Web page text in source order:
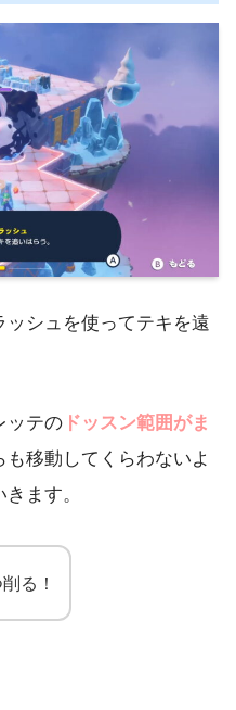
ッシュを使ってテキを遠
ッテの ドッスン範囲がま
も移動してくらわないよ
ます。
る！